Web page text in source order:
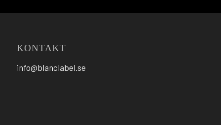
KONTAKT
info@blanclabel.se